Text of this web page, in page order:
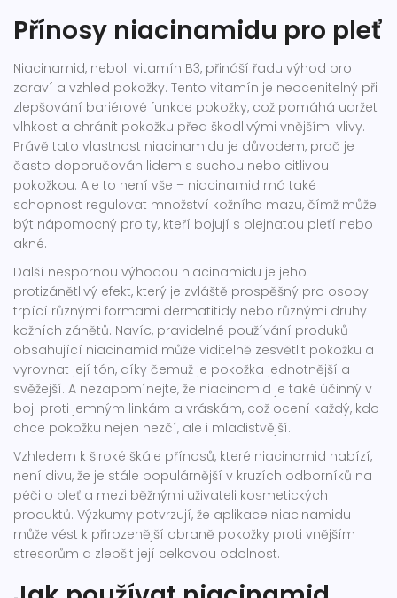
Přínosy niacinamidu pro pleť
Niacinamid, neboli vitamín B3, přináší řadu výhod pro
zdraví a vzhled pokožky. Tento vitamín je neocenitelný při
zlepšování bariérové funkce pokožky, což pomáhá udržet
vlhkost a chránit pokožku před škodlivými vnějšími vlivy.
Právě tato vlastnost niacinamidu je důvodem, proč je
často doporučován lidem s suchou nebo citlivou
pokožkou. Ale to není vše – niacinamid má také
schopnost regulovat množství kožního mazu, čímž může
být nápomocný pro ty, kteří bojují s olejnatou pleťí nebo
akné.
Další nespornou výhodou niacinamidu je jeho
protizánětlivý efekt, který je zvláště prospěšný pro osoby
trpící různými formami dermatitidy nebo různými druhy
kožních zánětů. Navíc, pravidelné používání produků
obsahující niacinamid může viditelně zesvětlit pokožku a
vyrovnat její tón, díky čemuž je pokožka jednotnější a
svěžejší. A nezapomínejte, že niacinamid je také účinný v
boji proti jemným linkám a vráskám, což ocení každý, kdo
chce pokožku nejen hezčí, ale i mladistvější.
Vzhledem k široké škále přínosů, které niacinamid nabízí,
není divu, že je stále populárnější v kruzích odborníků na
péči o pleť a mezi běžnými uživateli kosmetických
produktů. Výzkumy potvrzují, že aplikace niacinamidu
může vést k přirozenější obraně pokožky proti vnějším
stresorům a zlepšit její celkovou odolnost.